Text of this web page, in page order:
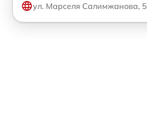
ул. Марселя Салимжанова, 5